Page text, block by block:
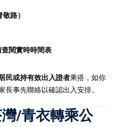
路）
閱實時時間表
民或持有效出入證者乘搭，如你
事先聯絡以確認出入安排。
/青衣轉乘公